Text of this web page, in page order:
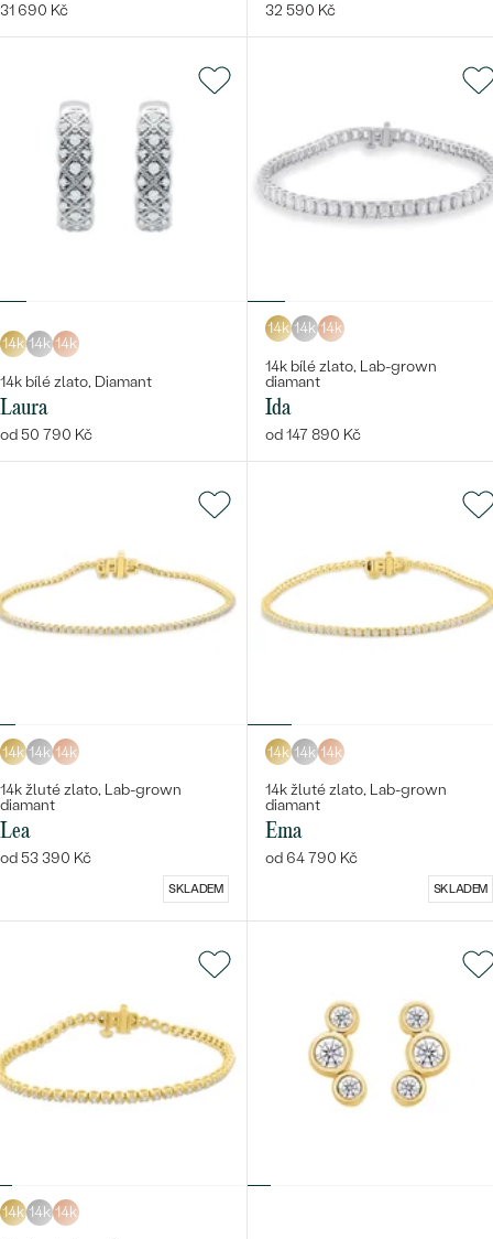
31 690 Kč 32 590 Kč
14k 14k 14k
14k bílé zlato, Diamant
Laura
od 50 790 Kč
14k 14k 14k
14k bílé zlato, Lab-grown
diamant
Ida
od 147 890 Kč
14k 14k 14k
14k žluté zlato, Lab-grown
diamant
Lea
od 53 390 Kč
SKLADEM
14k 14k 14k
14k žluté zlato, Lab-grown
diamant
Ema
od 64 790 Kč
SKLADEM
14k 14k 14k